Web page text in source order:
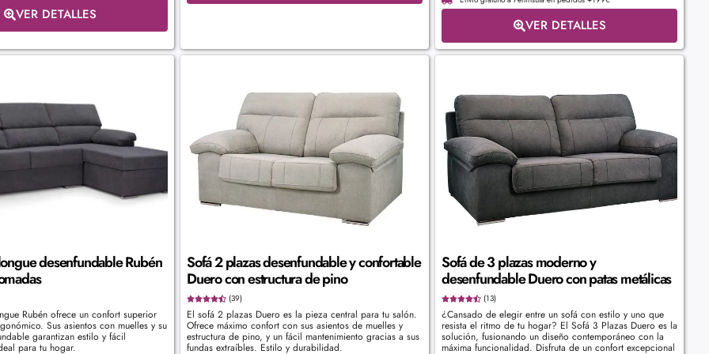
VER DETALLES
VER DETALLES
desenfundable Rubén
Rubén ofrece un confort superior
Sus asientos con muelles y su
garantizan estilo y fácil
para tu hogar.
Sofá 2 plazas desenfundable y confortable
Duero con estructura de pino
(39)
El sofá 2 plazas Duero es la pieza central para tu salón.
Ofrece máximo confort con sus asientos de muelles y
estructura de pino, y un fácil mantenimiento gracias a sus
fundas extraíbles. Estilo y durabilidad.
Sofá de 3 plazas moderno y
desenfundable Duero con patas metálicas
(13)
¿Cansado de elegir entre un sofá con estilo y uno que
resista el ritmo de tu hogar? El Sofá 3 Plazas Duero es la
solución, fusionando un diseño contemporáneo con la
máxima funcionalidad. Disfruta de un confort excepcional